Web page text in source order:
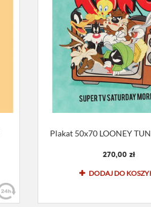
Plakat 50x70 LOONEY
270,00 zł
DODAJ DO